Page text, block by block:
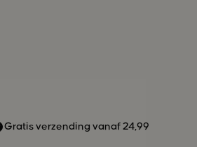
Gratis verzending vanaf 24,99